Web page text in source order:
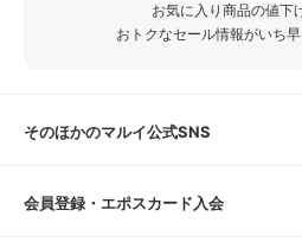
お気に入り商品の値下
おトクなセール情報がいち
そのほかのマルイ公式SNS
会員登録・エポスカード入会